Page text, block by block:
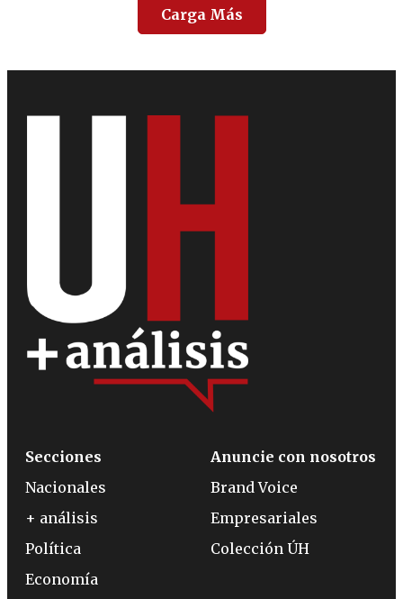
Carga Más
Secciones
Nacionales
+ análisis
Política
Economía
Anuncie con nosotros
Brand Voice
Empresariales
Colección ÚH